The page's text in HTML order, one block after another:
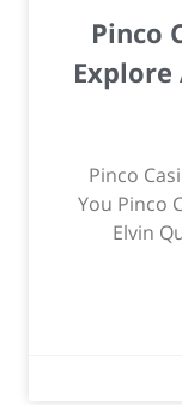
Pinco
Explore
Pinco
You Pinco
Elvin